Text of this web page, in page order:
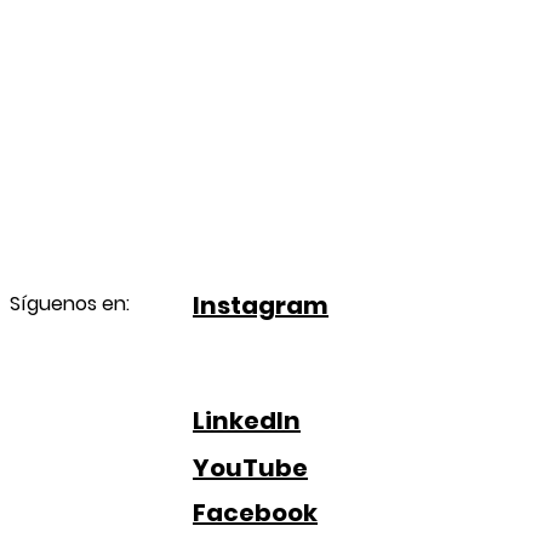
Síguenos en: Instagram
LinkedIn
YouTube
Facebook